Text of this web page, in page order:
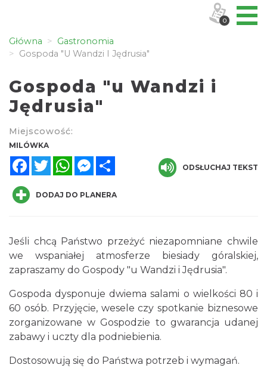
Główna
Gastronomia
Gospoda "u Wandzi I Jędrusia"
Gospoda "u Wandzi i
Jędrusia"
Miejscowość:
MILÓWKA
FacebookTwitterWhatsAppMessenger
ODSŁUCHAJ TEKST
DODAJ DO PLANERA
Jeśli chcą Państwo przeżyć niezapomniane chwile
we wspaniałej atmosferze biesiady góralskiej,
zapraszamy do Gospody "u Wandzi i Jędrusia".
Gospoda dysponuje dwiema salami o wielkości 80 i
60 osób. Przyjęcie, wesele czy spotkanie biznesowe
zorganizowane w Gospodzie to gwarancja udanej
zabawy i uczty dla podniebienia.
Dostosowują się do Państwa potrzeb i wymagań.
0